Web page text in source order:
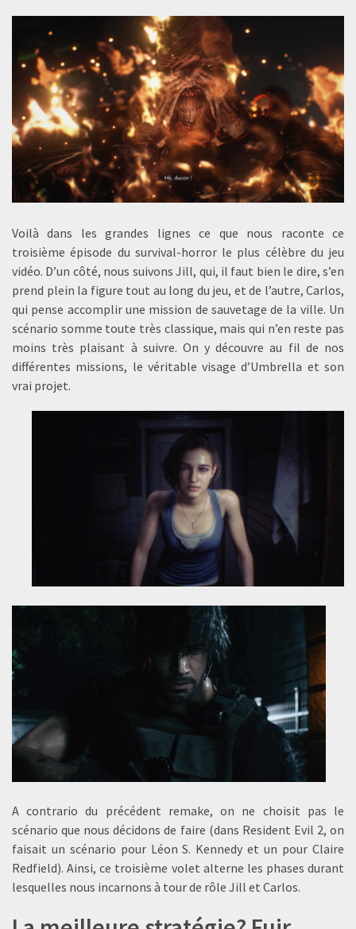
Voilà dans les grandes lignes ce que nous raconte ce
troisième épisode du survival-horror le plus célèbre du jeu
vidéo. D’un côté, nous suivons Jill, qui, il faut bien le dire, s’en
prend plein la figure tout au long du jeu, et de l’autre, Carlos,
qui pense accomplir une mission de sauvetage de la ville. Un
scénario somme toute très classique, mais qui n’en reste pas
moins très plaisant à suivre. On y découvre au fil de nos
différentes missions, le véritable visage d’Umbrella et son
vrai projet.
A contrario du précédent remake, on ne choisit pas le
scénario que nous décidons de faire (dans Resident Evil 2, on
faisait un scénario pour Léon S. Kennedy et un pour Claire
Redfield). Ainsi, ce troisième volet alterne les phases durant
lesquelles nous incarnons à tour de rôle Jill et Carlos.